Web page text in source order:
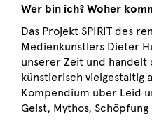
Wer bin ich? Woher
Das Projekt SPIRIT des
Medienkünstlers Dieter
unserer Zeit und handelt
künstlerisch vielgestaltig
Kompendium über Leid
Geist, Mythos,